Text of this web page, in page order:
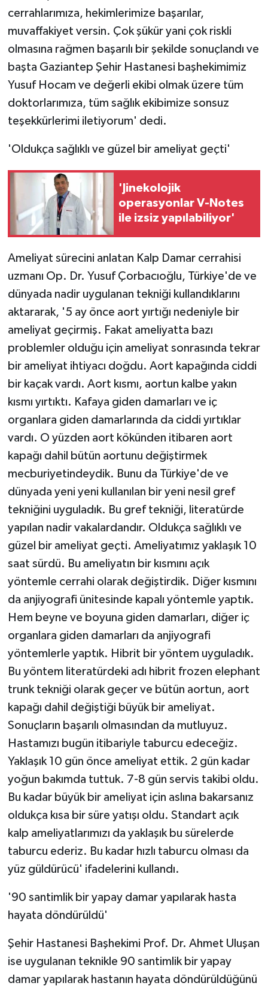
cerrahlarımıza, hekimlerimize başarılar,
muvaffakiyet versin. Çok şükür yani çok riskli
olmasına rağmen başarılı bir şekilde sonuçlandı ve
başta Gaziantep Şehir Hastanesi başhekimimiz
Yusuf Hocam ve değerli ekibi olmak üzere tüm
doktorlarımıza, tüm sağlık ekibimize sonsuz
teşekkürlerimi iletiyorum' dedi.
'Oldukça sağlıklı ve güzel bir ameliyat geçti'
'Jinekolojik
operasyonlar V-Notes
ile izsiz yapılabiliyor'
Ameliyat sürecini anlatan Kalp Damar cerrahisi
uzmanı Op. Dr. Yusuf Çorbacıoğlu, Türkiye'de ve
dünyada nadir uygulanan tekniği kullandıklarını
aktararak, '5 ay önce aort yırtığı nedeniyle bir
ameliyat geçirmiş. Fakat ameliyatta bazı
problemler olduğu için ameliyat sonrasında tekrar
bir ameliyat ihtiyacı doğdu. Aort kapağında ciddi
bir kaçak vardı. Aort kısmı, aortun kalbe yakın
kısmı yırtıktı. Kafaya giden damarları ve iç
organlara giden damarlarında da ciddi yırtıklar
vardı. O yüzden aort kökünden itibaren aort
kapağı dahil bütün aortunu değiştirmek
mecburiyetindeydik. Bunu da Türkiye'de ve
dünyada yeni yeni kullanılan bir yeni nesil gref
tekniğini uyguladık. Bu gref tekniği, literatürde
yapılan nadir vakalardandır. Oldukça sağlıklı ve
güzel bir ameliyat geçti. Ameliyatımız yaklaşık 10
saat sürdü. Bu ameliyatın bir kısmını açık
yöntemle cerrahi olarak değiştirdik. Diğer kısmını
da anjiyografi ünitesinde kapalı yöntemle yaptık.
Hem beyne ve boyuna giden damarları, diğer iç
organlara giden damarları da anjiyografi
yöntemlerle yaptık. Hibrit bir yöntem uyguladık.
Bu yöntem literatürdeki adı hibrit frozen elephant
trunk tekniği olarak geçer ve bütün aortun, aort
kapağı dahil değiştiği büyük bir ameliyat.
Sonuçların başarılı olmasından da mutluyuz.
Hastamızı bugün itibariyle taburcu edeceğiz.
Yaklaşık 10 gün önce ameliyat ettik. 2 gün kadar
yoğun bakımda tuttuk. 7-8 gün servis takibi oldu.
Bu kadar büyük bir ameliyat için aslına bakarsanız
oldukça kısa bir süre yatışı oldu. Standart açık
kalp ameliyatlarımızı da yaklaşık bu sürelerde
taburcu ederiz. Bu kadar hızlı taburcu olması da
yüz güldürücü' ifadelerini kullandı.
'90 santimlik bir yapay damar yapılarak hasta
hayata döndürüldü'
Şehir Hastanesi Başhekimi Prof. Dr. Ahmet Uluşan
ise uygulanan teknikle 90 santimlik bir yapay
damar yapılarak hastanın hayata döndürüldüğünü